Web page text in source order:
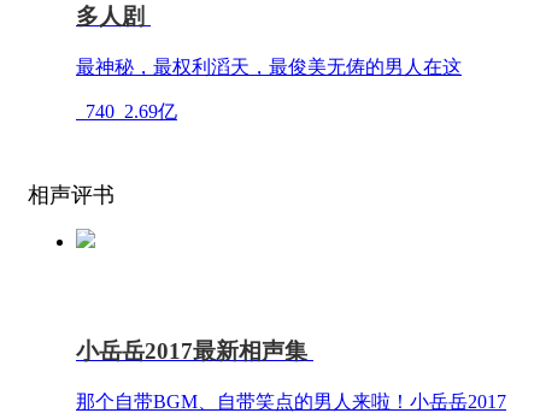
多人剧
最神秘，最权利滔天，最俊美无俦的男人在这
740 2.69亿
相声评书
小岳岳2017最新相声集
那个自带BGM、自带笑点的男人来啦！小岳岳2017